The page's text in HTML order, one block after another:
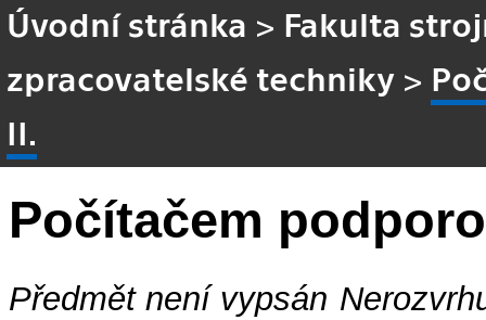
Úvodní stránka > Fakulta
zpracovatelské techniky >
II.
Počítačem
Předmět není vypsán